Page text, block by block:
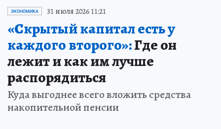
ЭКОНОМИКА 31 июля 2026 11:21
«Скрытый капитал есть у
каждого второго»:Где он
лежит и как им лучше
распорядиться
Куда выгоднее всего вложить средства
накопительной пенсии